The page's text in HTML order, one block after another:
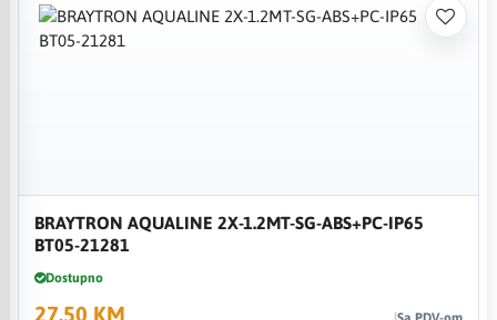
BRAYTRON AQUALINE 2X-1.2MT-SG-ABS+PC-IP65
BT05-21281
Dostupno
27,50 KM